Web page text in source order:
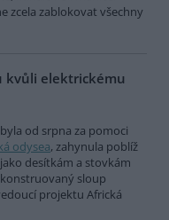
zcela zablokovat všechny
kvůli elektrickému
od srpna za pomoci
odysea, zahynula poblíž
desítkám a stovkám
sloup
projektu Africká